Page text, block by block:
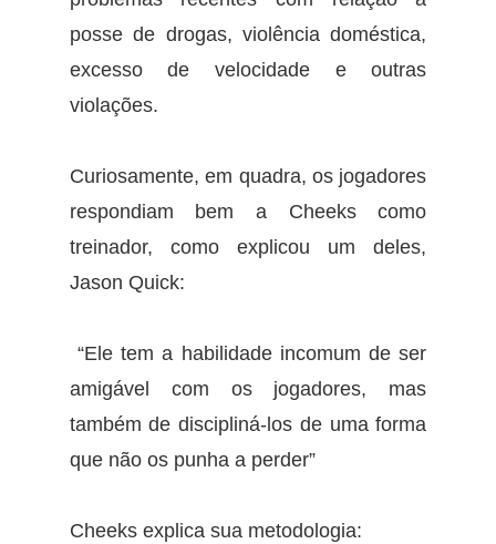
posse de drogas, violência doméstica,
excesso de velocidade e outras
violações.
Curiosamente, em quadra, os jogadores
respondiam bem a Cheeks como
treinador, como explicou um deles,
Jason Quick:
“Ele tem a habilidade incomum de ser
amigável com os jogadores, mas
também de discipliná-los de uma forma
que não os punha a perder”
Cheeks explica sua metodologia: